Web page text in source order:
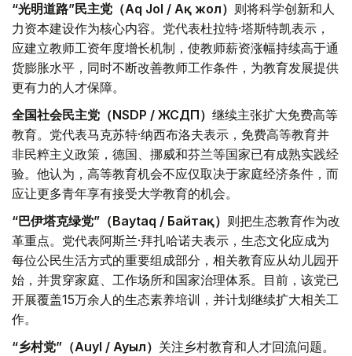
“光明道路”民主党（Aq Jol / Ақ жол） 则将科学创新和人
力资本建设作为核心内容。党代表杜拉特·塔斯特凯表示，
应建立教师工资年度增长机制，使教师薪资涨幅持续高于通
货膨胀水平，同时不断改善教师工作条件，为教育发展提供
更有力的人才保障。
全国社会民主党（NSDP / ЖСДП） 继续主张扩大免费高等
教育。党代表马克苏特·纳西布洛夫表示，免费高等教育并
非民粹主义政策，德国、挪威和芬兰等国家已有成熟实践经
验。他认为，高等教育机会不应仅取决于家庭经济条件，而
应让更多青年享有接受大学教育的机会。
“巴伊塔克绿党”（Baytaq / Байтақ） 则把生态教育作为改
革重点。党代表阿斯兰·拜扎哈诺夫表示，生态文化应成为
每位公民生活方式的重要组成部分，相关教育应从幼儿园开
始，并贯穿家庭、工作场所和国家治理体系。目前，该党已
开展覆盖15万余人的生态素养培训，并计划继续扩大相关工
作。
“乡村党”（Auyl / Ауыл） 关注乡村教育和人才回流问题。